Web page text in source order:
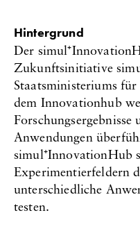
Hintergrund
Der
Zukunftsinitiative
Staatsministeriums
dem Innovationhub
Anwendungen
simul⁺InnovationHub
Experimentierfeldern
unterschiedliche
testen.